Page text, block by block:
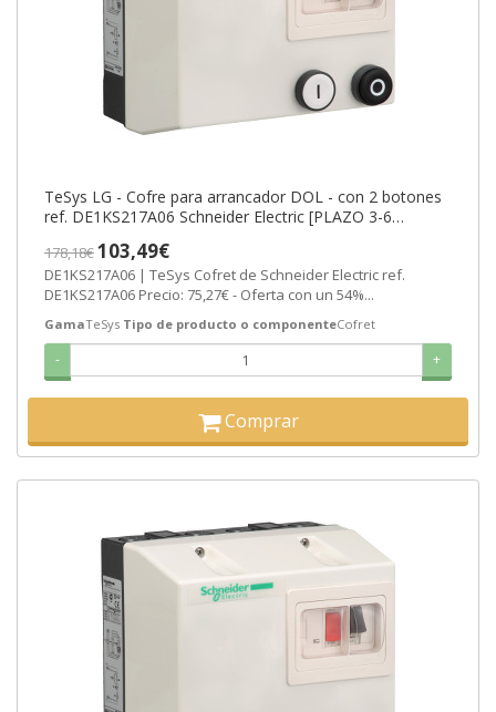
TeSys LG - Cofre para arrancador DOL - con 2 botones
ref. DE1KS217A06 Schneider Electric [PLAZO 3-6
178,18€103,49€
DE1KS217A06 | TeSys Cofret de Schneider Electric ref.
DE1KS217A06 Precio: 75,27€ - Oferta con un 54%...
GamaTeSys Tipo de producto o componenteCofret
- +
Comprar